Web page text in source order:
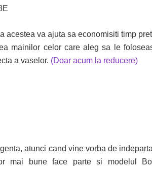
acestea va ajuta sa economisiti timp
mainilor celor care aleg sa le
a vaselor. (Doar acum la reducere)
atunci cand vine vorba de
mai bune face parte si modelul